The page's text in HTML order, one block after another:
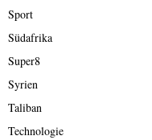
Sport
Südafrika
Super8
Syrien
Taliban
Technologie